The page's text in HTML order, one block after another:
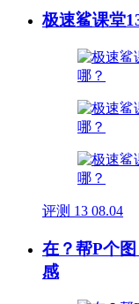
极速鲨课堂
评测 13 08.04
在？帮P个
感